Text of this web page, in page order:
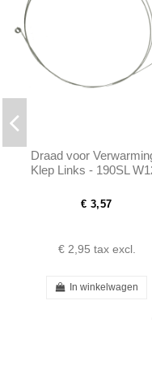
Draad voor
Klep Links - 190SL
€ 3,57
€ 2,95 tax excl.
In winkelwagen